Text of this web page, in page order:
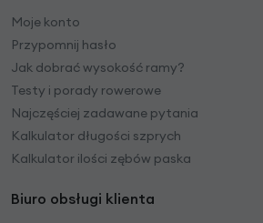
Moje konto
Przypomnij hasło
Jak dobrać wysokość ramy?
Testy i porady rowerowe
Najczęściej zadawane pytania
Kalkulator długości szprych
Kalkulator ilości zębów paska
Biuro obsługi klienta